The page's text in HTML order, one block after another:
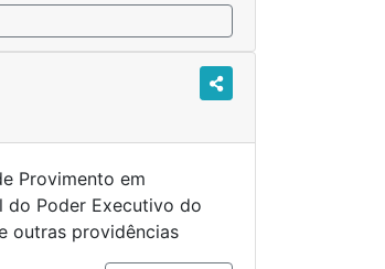
Provimento em
do Poder Executivo do
outras providências